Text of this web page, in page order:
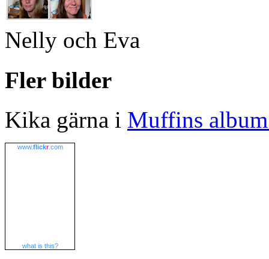
Nelly och Eva
Fler bilder
Kika gärna i Muffins
www.flickr.com
what is this?